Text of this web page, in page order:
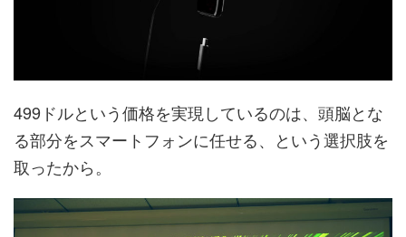
499ドルという価格を実現しているのは、頭脳とな
る部分をスマートフォンに任せる、という選択肢を
取ったから。